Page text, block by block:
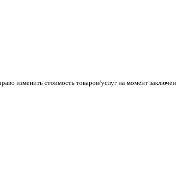
изменить стоимость товаров/услуг на момент